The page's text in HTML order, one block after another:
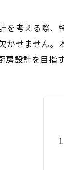
を考える際、
かせません
房設計を目指